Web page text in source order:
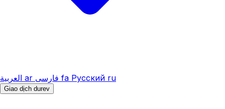
العربية ar فارسی fa Русский ru
Giao dịch durev